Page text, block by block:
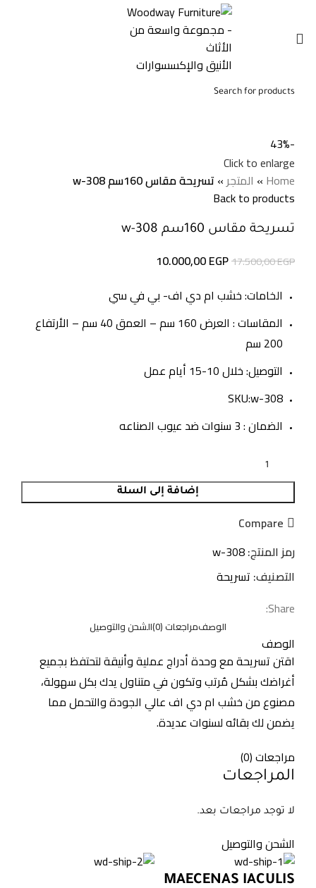
-43%
Click to enlarge
Home
» المتجر »تسريحة مقاس 160سم w-308
Back to products
تسريحة مقاس 160سم w-308
17.500,00EGP
10.000,00EGP
الخامات: خشب ام دي اف- بي في سي
المقاسات : العرض 160 سم – العمق 40 سم – الأرتفاع
200 سم
التوصيل: خلال 10-15 أيام عمل
SKU:w-308
الضمان : 3 سنوات ضد عيوب الصناعه
إضافة إلى السلة
Compare
رمز المنتج:w-308
التصنيف: تسريحة
Share:
الوصفمراجعات (0) الشحن والتوصيل
الوصف
اقتن تسريحة مع وحدة أدراج عملية وأنيقة لتحتفظ بجميع
أغراضك بشكل مُرتب وتكون في متناول يدك بكل سهولة،
مصنوع من خشب ام دي اف عالي الجودة والتحمل مما
يضمن لك بقائه لسنوات عديدة.
مراجعات (0)
المراجعات
لا توجد مراجعات بعد.
الشحن والتوصيل
MAECENAS IACULIS